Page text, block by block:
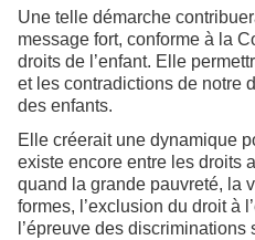
Une telle démarche
message fort, conforme à la
droits de l’enfant. Elle
et les contradictions de notre
des enfants.
Elle créerait une dynamique
existe encore entre les droits
quand la grande pauvreté, la
formes, l’exclusion du droit à
l’épreuve des discriminations